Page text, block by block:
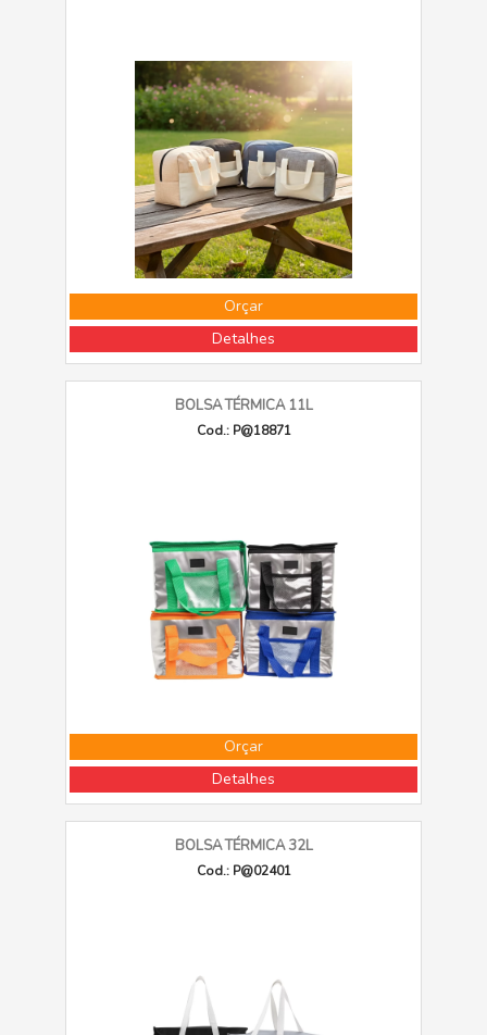
Orçar
Detalhes
BOLSA TÉRMICA 11L
Cod.: P@18871
Orçar
Detalhes
BOLSA TÉRMICA 32L
Cod.: P@02401